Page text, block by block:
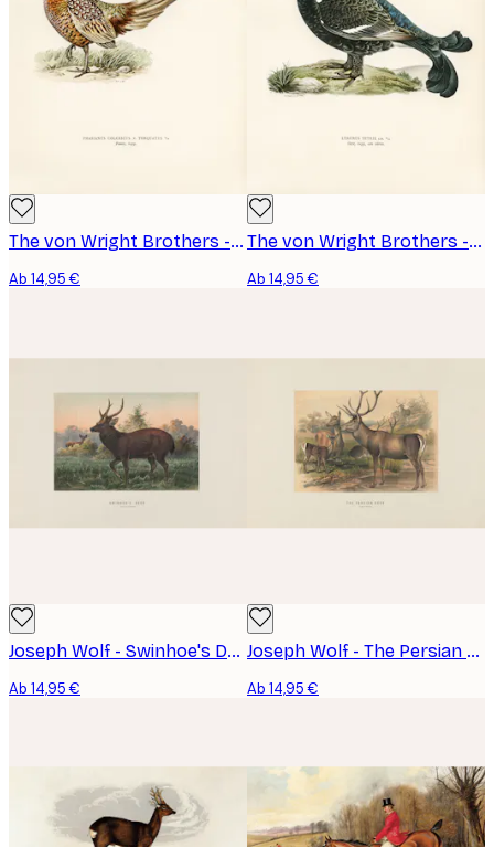
The von Wright Brothers - Ring-Necked Pheasant Poster
Ab 14,95 €
The von Wright Brothers - Black Grouse Poster
Ab 14,95 €
Joseph Wolf - Swinhoe's Deer Poster
Ab 14,95 €
Joseph Wolf - The Persian Deer Poster
Ab 14,95 €